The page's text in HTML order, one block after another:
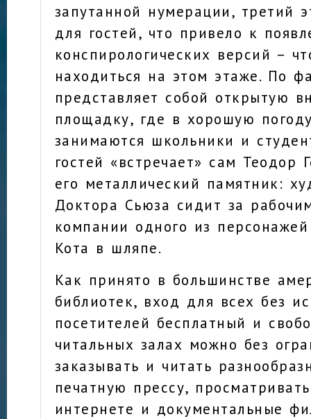
запутанной нумерации, третий
для гостей, что привело к
конспирологических версий –
находиться на этом этаже. По
представляет собой открытую
площадку, где в хорошую
занимаются школьники и
гостей «встречает» сам Теодор
его металлический памятник:
Доктора Сьюза сидит за
компании одного из
Кота в шляпе.
Как принято в большинстве
библиотек, вход для всех без
посетителей бесплатный и
читальных залах можно без
заказывать и читать
печатную прессу,
интернете и документальные